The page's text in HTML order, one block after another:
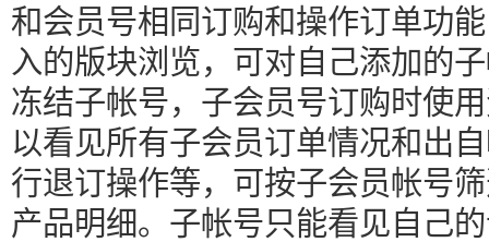
和会员号相同订购和操作订单功
入的版块浏览，可对自己添加的
冻结子帐号，子会员号订购时使
以看见所有子会员订单情况和出
行退订操作等，可按子会员帐号
产品明细。子帐号只能看见自己